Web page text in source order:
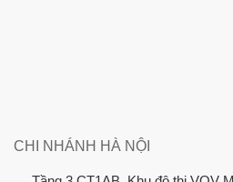
CHI NHÁNH HÀ NỘI